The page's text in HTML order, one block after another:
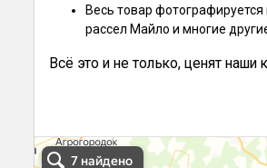
Весь товар
рассел Майло и многие
Всё это и не только, ценят